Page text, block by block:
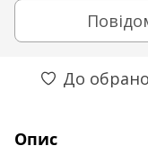
До
Опис